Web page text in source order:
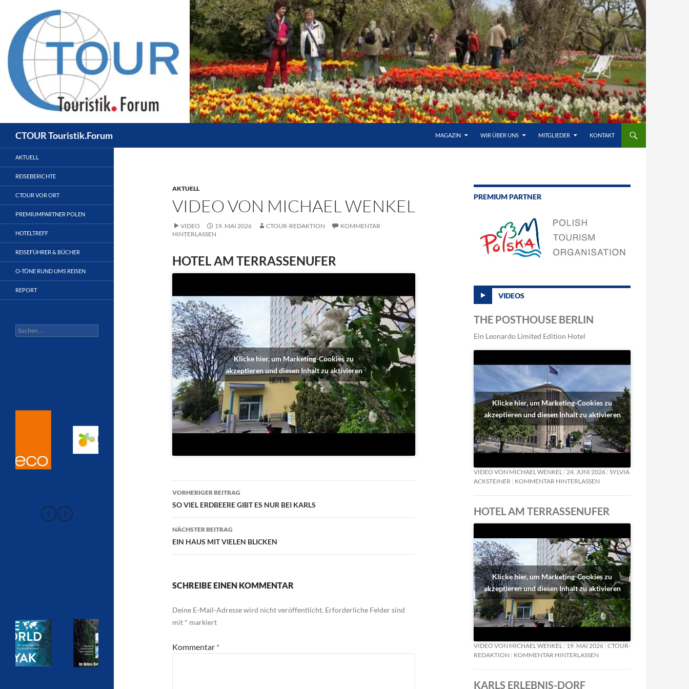
springen
CTOUR Touristik.Forum MAGAZIN WIR ÜBER UNS MITGLIEDER KONTAKT
AKTUELL
VIDEO VON MICHAEL WENKEL
VIDEO 19. MAI 2026 CTOUR-REDAKTION
KOMMENTAR
HINTERLASSEN
HOTEL AM TERRASSENUFER
Klicke hier, um Marketing-Cookies zu
akzeptieren und diesen Inhalt zu aktivieren
Beitragsnavigation
VORHERIGER BEITRAG
SO VIEL ERDBEERE GIBT ES NUR BEI KARLS
NÄCHSTER BEITRAG
EIN HAUS MIT VIELEN BLICKEN
SCHREIBE EINEN KOMMENTAR
Deine E-Mail-Adresse wird nicht veröffentlicht. Erforderliche Felder sind
mit * markiert
Kommentar *
PREMIUM PARTNER
VIDEOS
THE POSTHOUSE BERLIN
Ein Leonardo Limited Edition Hotel
Klicke hier, um Marketing-Cookies zu
akzeptieren und diesen Inhalt zu aktivieren
VIDEO VON MICHAEL WENKEL 24. JUNI 2026 SYLVIA
ACKSTEINER
KOMMENTAR HINTERLASSEN
HOTEL AM TERRASSENUFER
Klicke hier, um Marketing-Cookies zu
akzeptieren und diesen Inhalt zu aktivieren
VIDEO VON MICHAEL WENKEL 19. MAI 2026 CTOUR-
REDAKTION
KOMMENTAR HINTERLASSEN
KARLS ERLEBNIS-DORF
AKTUELL
REISEBERICHTE
CTOUR VOR ORT
PREMIUMPARTNER POLEN
HOTELTREFF
REISEFÜHRER & BÜCHER
O-TÖNE RUND UMS REISEN
REPORT
Suchen
nach: